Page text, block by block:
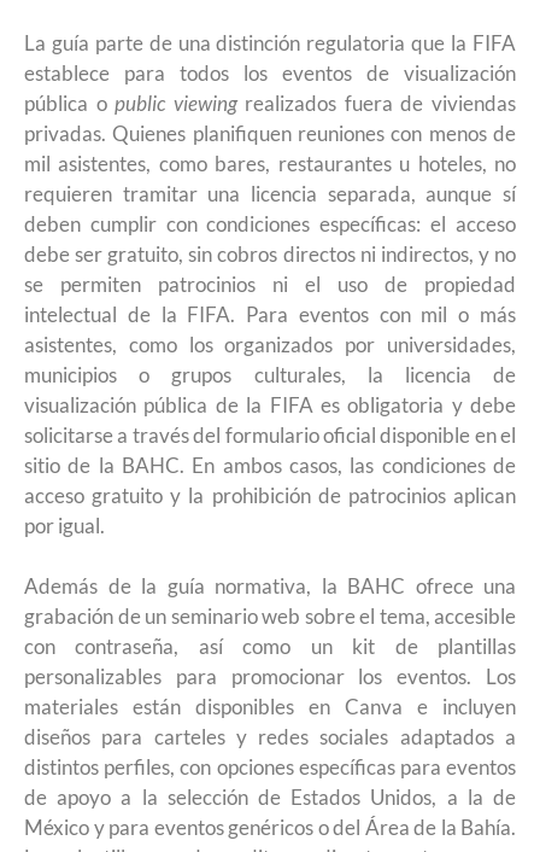
La guía parte de una distinción regulatoria que la FIFA
establece para todos los eventos de visualización
pública opublic viewingrealizados fuera de viviendas
privadas. Quienes planifiquen reuniones con menos de
mil asistentes, como bares, restaurantes u hoteles, no
requieren tramitar una licencia separada, aunque sí
deben cumplir con condiciones específicas: el acceso
debe ser gratuito, sin cobros directos ni indirectos, y no
se permiten patrocinios ni el uso de propiedad
intelectual de la FIFA. Para eventos con mil o más
asistentes, como los organizados por universidades,
municipios o grupos culturales, la licencia de
visualización pública de la FIFA es obligatoria y debe
solicitarse a través del formulario oficial disponible en el
sitio de la BAHC. En ambos casos, las condiciones de
acceso gratuito y la prohibición de patrocinios aplican
por igual.
Además de la guía normativa, la BAHC ofrece una
grabación de un seminario web sobre el tema, accesible
con contraseña, así como un kit de plantillas
personalizables para promocionar los eventos. Los
materiales están disponibles en Canva e incluyen
diseños para carteles y redes sociales adaptados a
distintos perfiles, con opciones específicas para eventos
de apoyo a la selección de Estados Unidos, a la de
México y para eventos genéricos o del Área de la Bahía.